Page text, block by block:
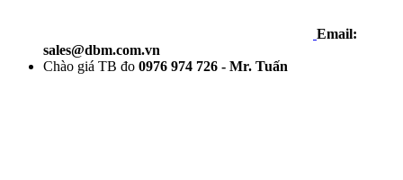
Email:
sales@dbm.com.vn
Chào giá TB đo 0976 974 726 - Mr. Tuấn